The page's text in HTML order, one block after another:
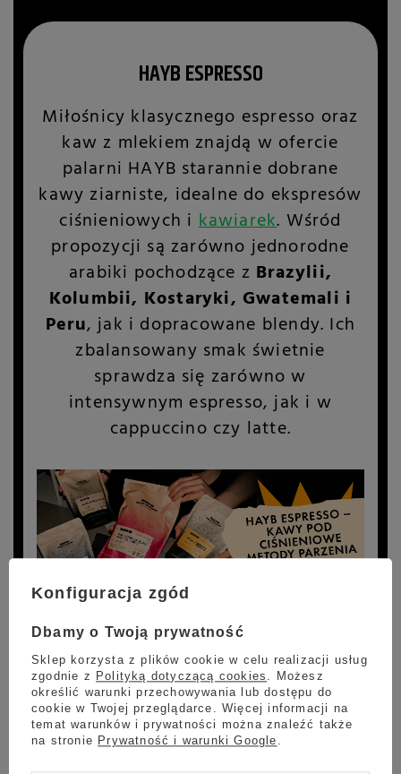
HAYB ESPRESSO
Miłośnicy klasycznego espresso oraz
kaw z mlekiem znajdą w ofercie
palarni HAYB starannie dobrane
kawy ziarniste, idealne do ekspresów
ciśnieniowych ikawiarek. Wśród
propozycji są zarówno jednorodne
arabiki pochodzące z Brazylii,
Kolumbii, Kostaryki, Gwatemali i
Peru, jak i dopracowane blendy. Ich
zbalansowany smak świetnie
sprawdza się zarówno w
intensywnym espresso, jak i w
cappuccino czy latte.
HAYB SPECIALITY SINGLE ORIGIN
To jasno palone, jednorodne arabiki,
stworzone z myślą o miłośnikach
Konfiguracja zgód
Dbamy o Twoją prywatność
Sklep korzysta z plików cookie w celu realizacji usług
zgodnie z Polityką dotyczącą cookies . Możesz
określić warunki przechowywania lub dostępu do
cookie w Twojej przeglądarce. Więcej informacji na
temat warunków i prywatności można znaleźć także
na stronie Prywatność i warunki Google .